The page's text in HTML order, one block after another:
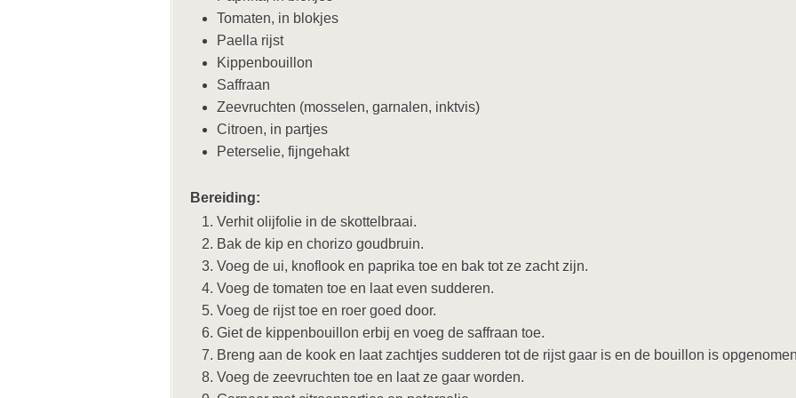
Tomaten, in blokjes
Paella rijst
Kippenbouillon
Saffraan
Zeevruchten (mosselen, garnalen, inktvis)
Citroen, in partjes
Peterselie, fijngehakt
Bereiding:
Verhit olijfolie in de skottelbraai.
Bak de kip en chorizo goudbruin.
Voeg de ui, knoflook en paprika toe en bak tot ze zacht zijn.
Voeg de tomaten toe en laat even sudderen.
Voeg de rijst toe en roer goed door.
Giet de kippenbouillon erbij en voeg de saffraan toe.
Breng aan de kook en laat zachtjes sudderen tot de rijst gaar is en de bouillon is
Voeg de zeevruchten toe en laat ze gaar worden.